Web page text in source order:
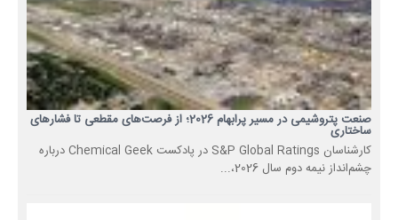
صنعت پتروشیمی در مسیر پرابهام 2026؛ از فرصت‌های مقطعی تا فشارهای
ساختاری
کارشناسان S&P Global Ratings در پادکست Chemical Geek درباره
چشم‌انداز نیمه دوم سال 2026،...